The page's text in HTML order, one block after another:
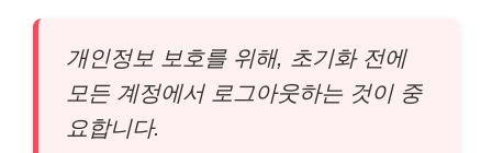
개인정보 보호를 위해, 초기화 전에
모든 계정에서 로그아웃하는 것이 중
요합니다.